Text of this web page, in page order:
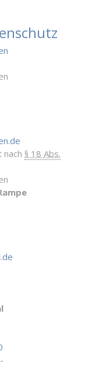
§ 18 Abs.